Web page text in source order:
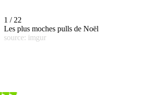
1 / 22
Les plus moches pulls de Noël
source: imgur